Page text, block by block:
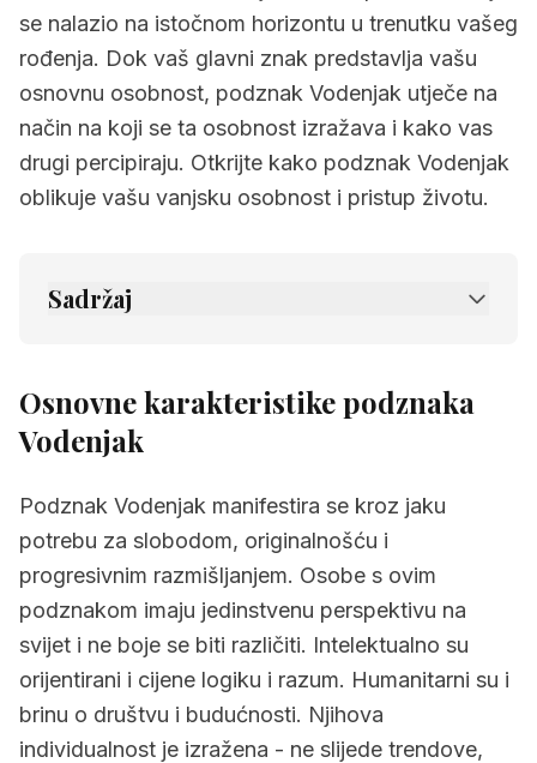
se nalazio na istočnom horizontu u trenutku vašeg
rođenja. Dok vaš glavni znak predstavlja vašu
osnovnu osobnost, podznak Vodenjak utječe na
način na koji se ta osobnost izražava i kako vas
drugi percipiraju. Otkrijte kako podznak Vodenjak
oblikuje vašu vanjsku osobnost i pristup životu.
Sadržaj
osobnost
3. Podznak Vodenjak u kombinaciji sa
3.1 Ovan i podznak Vodenjak
3.2 Bik i podznak Vodenjak
Blizanci i podznak Vodenjak
3.4 Rak i podznak Vodenjak
3.5
Lav i podznak Vodenjak
Osnovne karakteristike podznaka
Vodenjak
Podznak Vodenjak manifestira se kroz jaku
potrebu za slobodom, originalnošću i
progresivnim razmišljanjem. Osobe s ovim
podznakom imaju jedinstvenu perspektivu na
svijet i ne boje se biti različiti. Intelektualno su
orijentirani i cijene logiku i razum. Humanitarni su i
brinu o društvu i budućnosti. Njihova
individualnost je izražena - ne slijede trendove,